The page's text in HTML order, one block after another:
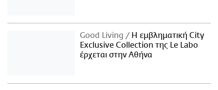
Good Living
Η εμβληματική City
Exclusive Collection της Le Labo
έρχεται στην Αθήνα